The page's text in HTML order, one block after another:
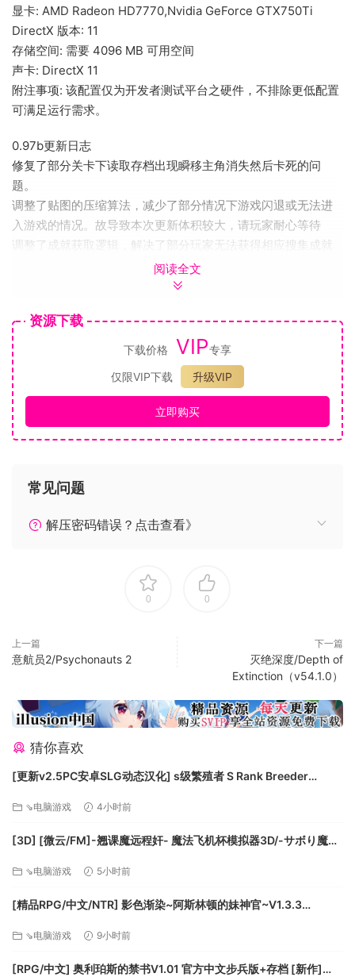
显卡: AMD Radeon HD7770,Nvidia GeForce GTX750Ti
DirectX 版本: 11
存储空间: 需要 4096 MB 可用空间
声卡: DirectX 11
附注事项: 该配置仅为开发者测试平台之硬件，不排除更低配置
可满足运行需求。
0.97b更新日志
修复了部分关卡下读取存档出现瞬移主角消失然后卡死的问
题。
调整了贴图的压缩算法，减少了部分情况下游戏闪退或无法进
入游戏的情况。故导致本次更新体积较大，请玩家耐心等待
调整了成就获取逻辑，解决了部分玩家无法获得相应搜集成就
修正了部分对话立绘错误以及某些路人NPC对话错误的问题。
纸老虎工作室，一支主要由四人组成的独立游戏团队。因为热
爱武侠，开发了这款以明朝抗倭武侠为背景架空展开的刀剑动
作游戏。
游戏受到金庸先生作品如《天龙八部》、《笑傲江湖》以及电
子游戏《只狼：影逝二度》、《风卷残云》、《侍魂》等作品
的启发，使我们构想出了这个胜负出于毫厘之间的江湖。
扰。一日，修隐山中多年的主角受托协助官军抗倭。然而在救
人退敌的途中，却发现倭寇的入侵并非表面那般简单。是成功
破局揭穿祸国奸佞，亦或是功成身退重返山林，决定权在你的
游戏中玩家会遭遇到各种势力——既有穷凶极恶的僧兵，也有
装备精良的武士，甚至是师出同门的海盗头目。而作为武林中
人，胜负往往在毫厘之间。穷追猛打并非取胜之道，仔细观察
时，即可以行云流水延绵不绝之势主动出击，最终轻松制敌。
同时剧情的表现也将发生重大变化。主角与主角的小徒，都将
卷入到这场纷争之中。分支总数多达数十种，想要完整了解游
戏中角色以及剧情的来龙去脉，你可以通过这些分支来一窥端
倪。
阅读全文
资源下载
下载价格 VIP专享
仅限VIP下载
升级VIP
立即购买
常见问题
解压密码错误？点击查看》
0 0
上一篇
意航员2/Psychonauts 2
下一篇
灭绝深度/Depth of
Extinction（v54.1.0）
猜你喜欢
[更新v2.5PC安卓SLG动态汉化] s级繁殖者 S Rank Breeder
⇘电脑游戏 4小时前
[3D] [微云/FM]-翘课魔远程奸- 魔法飞机杯模拟器3D/-サボり魔遠
⇘电脑游戏 5小时前
[精品RPG/中文/NTR] 影色渐染~阿斯林顿的妹神官~V1.3.3
[FM/7.5G/百度]
⇘电脑游戏 9小时前
[RPG/中文] 奥利珀斯的禁书V1.01 官方中文步兵版+存档 [新作]